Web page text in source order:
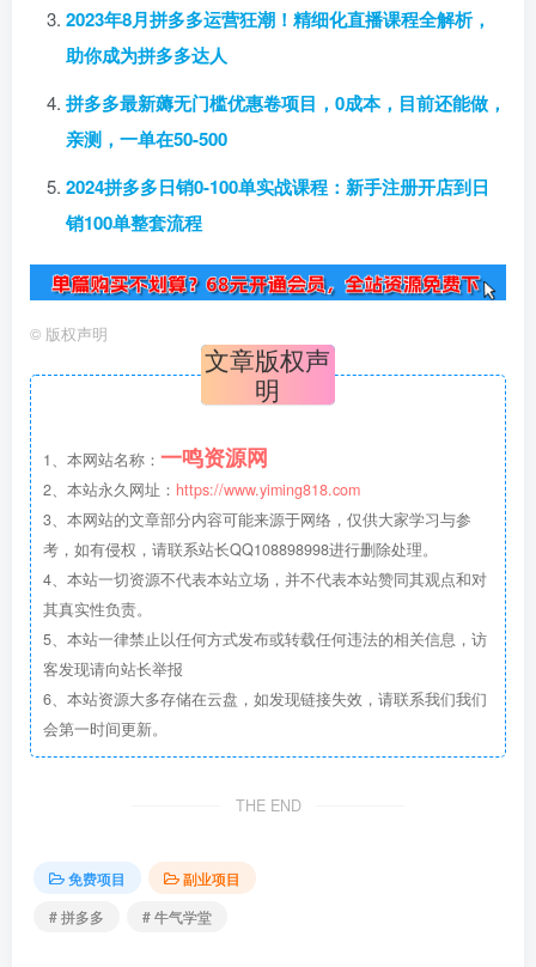
2023年8月拼多多运营狂潮！精细化直播课程全解析，
助你成为拼多多达人
拼多多最新薅无门槛优惠卷项目，0成本，目前还能做，
亲测，一单在50-500
2024拼多多日销0-100单实战课程：新手注册开店到日
销100单整套流程
© 版权声明
文章版权声
明
1、本网站名称： 一鸣资源网
2、本站永久网址： https://www.yiming818.com
3、本网站的文章部分内容可能来源于网络，仅供大家学习与参
考，如有侵权，请联系站长QQ108898998进行删除处理。
4、本站一切资源不代表本站立场，并不代表本站赞同其观点和对
其真实性负责。
5、本站一律禁止以任何方式发布或转载任何违法的相关信息，访
客发现请向站长举报
6、本站资源大多存储在云盘，如发现链接失效，请联系我们我们
会第一时间更新。
THE END
免费项目
副业项目
# 拼多多
# 牛气学堂